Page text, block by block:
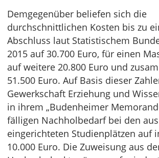
Demgegenüber beliefen sich die
durchschnittlichen Kosten bis zu
Abschluss laut Statistischem
2015 auf 30.700 Euro, für einen
auf weitere 20.800 Euro und
51.500 Euro. Auf Basis dieser
Gewerkschaft Erziehung und
in ihrem „Budenheimer
fälligen Nachholbedarf bei den
eingerichteten Studienplätzen auf
10.000 Euro. Die Zuweisung aus